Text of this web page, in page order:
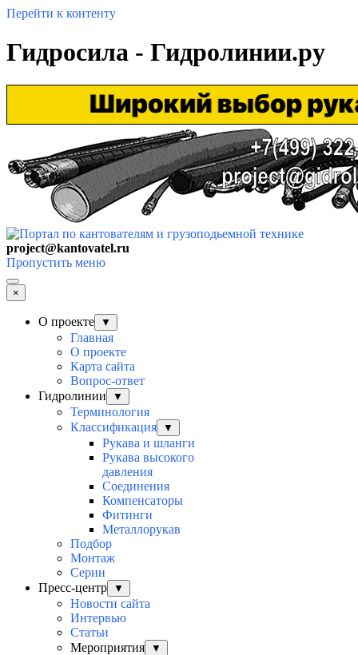
Перейти к контенту
Гидросила - Гидролинии.ру
project@kantovatel.ru
Пропустить меню
×
О проекте ▼
Главная
О проекте
Карта сайта
Вопрос-ответ
Гидролинии
▼
Терминология
Классификация
▼
Рукава и шланги
Рукава высокого
давления
Соединения
Компенсаторы
Фитинги
Металлорукав
Подбор
Монтаж
Серии
Пресс-центр
▼
Новости сайта
Интервью
Статьи
Мероприятия
▼